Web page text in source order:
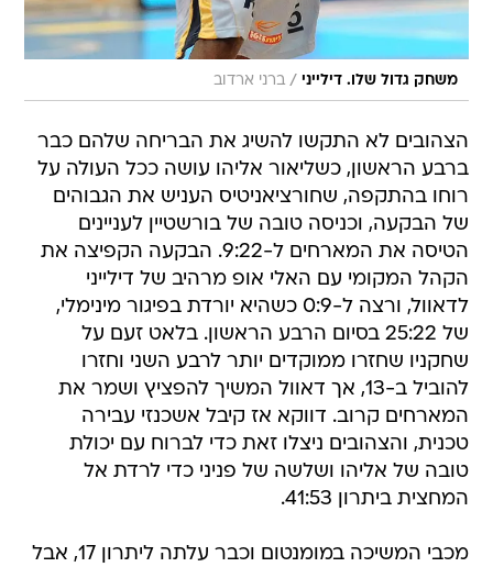
משחק גדול שלו. דילייני / ברני ארדוב
הצהובים לא התקשו להשיג את הבריחה שלהם כבר
ברבע הראשון, כשליאור אליהו עושה ככל העולה על
רוחו בהתקפה, שחורציאניטיס העניש את הגבוהים
של הבקעה, וכניסה טובה של בורשטיין לעניינים
הטיסה את המארחים ל-9:22. הבקעה הקפיצה את
הקהל המקומי עם האלי אופ מרהיב של דילייני
לדאוול, ורצה ל-0:9 כשהיא יורדת בפיגור מינימלי,
של 25:22 בסיום הרבע הראשון. בלאט זעם על
שחקניו שחזרו ממוקדים יותר לרבע השני וחזרו
להוביל ב-13, אך דאוול המשיך להפציץ ושמר את
המארחים קרוב. דווקא אז קיבל אשכנזי עבירה
טכנית, והצהובים ניצלו זאת כדי לברוח עם יכולת
טובה של אליהו ושלשה של פניני כדי לרדת אל
המחצית ביתרון 41:53.
מכבי המשיכה במומנטום וכבר עלתה ליתרון 17, אבל